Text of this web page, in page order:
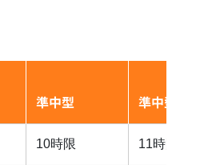
準中型 準中型5t
10時限 11時限